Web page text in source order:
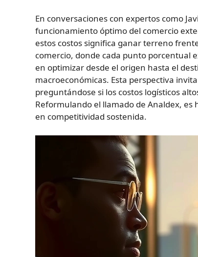
En conversaciones con expertos como
funcionamiento óptimo del comercio
estos costos significa ganar terreno
comercio, donde cada punto porcentual
en optimizar desde el origen hasta el
macroeconómicas. Esta perspectiva
preguntándose si los costos logísticos
Reformulando el llamado de Analdex, es
en competitividad sostenida.